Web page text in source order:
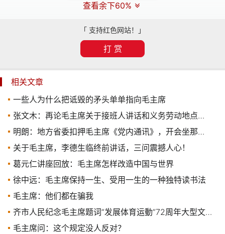
查看余下60%
「 支持红色网站！」
打 赏
相关文章
一些人为什么把诋毁的矛头单单指向毛主席
张文木：再论毛主席关于接班人讲话和义务劳动地点为何选明十三陵
明朗：地方省委扣押毛主席《党内通讯》，开会坐那里磨时间！
关于毛主席，李德生临终前讲话，三问震撼人心！
葛元仁讲座回放：毛主席怎样改造中国与世界
徐中远：毛主席保持一生、受用一生的一种独特读书法
毛主席：他们都在骗我
齐市人民纪念毛主席题词“发展体育运動”72周年大型文艺汇演
毛主席问：这个规定没人反对？